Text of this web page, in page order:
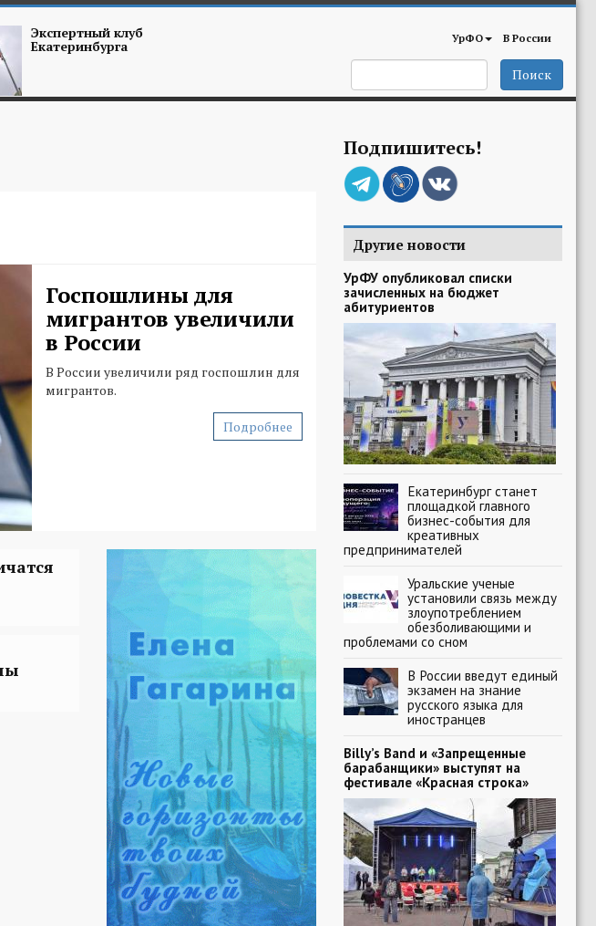
Экспертный клуб
Екатеринбурга УрФО В России
Поиск
Госпошлины для
мигрантов увеличили
в России
В России увеличили ряд госпошлин для
мигрантов.
Подробнее
Подпишитесь!
Другие новости
УрФУ опубликовал списки
зачисленных на бюджет
абитуриентов
Екатеринбург станет
площадкой главного
бизнес-события для
креативных
предпринимателей
Уральские ученые
установили связь между
злоупотреблением
обезболивающими и
проблемами со сном
В России введут единый
экзамен на знание
русского языка для
иностранцев
Billy’s Band и «Запрещенные
барабанщики» выступят на
фестивале «Красная строка»